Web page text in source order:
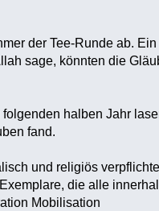
der Tee-Runde ab.
sage, könnten die
halben Jahr
fand.
und religiös
die alle
Mobilisation